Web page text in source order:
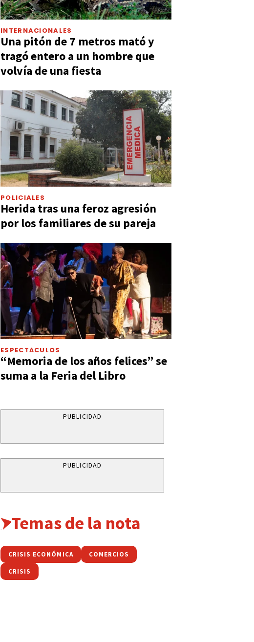
INTERNACIONALES
Una pitón de 7 metros mató y
tragó entero a un hombre que
volvía de una fiesta
POLICIALES
Herida tras una feroz agresión
por los familiares de su pareja
ESPECTÁCULOS
“Memoria de los años felices” se
suma a la Feria del Libro
PUBLICIDAD
PUBLICIDAD
Temas de la nota
CRISIS ECONÓMICA COMERCIOS
CRISIS